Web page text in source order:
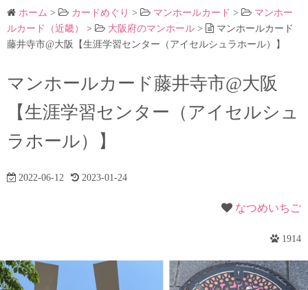
ー ホーム > カードめぐり > マンホールカード >
マンホー
ルカード（近畿）
> 大阪府のマンホール >
マンホールカード
藤井寺市@大阪【生涯学習センター（アイセルシュラホール）】
マンホールカード藤井寺市@大阪
【生涯学習センター（アイセルシュ
ラホール）】
2022-06-12 2023-01-24
なつめいちご
1914